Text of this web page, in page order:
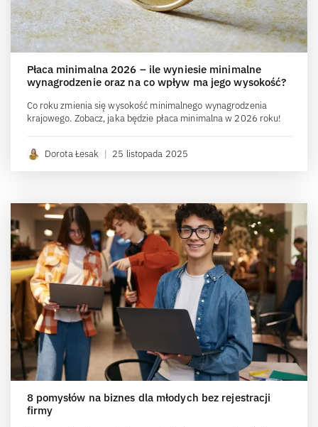
Płaca minimalna 2026 – ile wyniesie minimalne
wynagrodzenie oraz na co wpływ ma jego wysokość?
Co roku zmienia się wysokość minimalnego wynagrodzenia
krajowego. Zobacz, jaka będzie płaca minimalna w 2026 roku!
Dorota Łesak | 25 listopada 2025
8 pomysłów na biznes dla młodych bez rejestracji
firmy